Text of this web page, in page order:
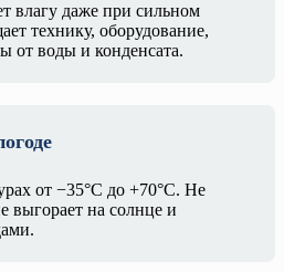
влагу даже при сильном
технику, оборудование,
от воды и конденсата.
от −35°C до +70°C. Не
выгорает на солнце и